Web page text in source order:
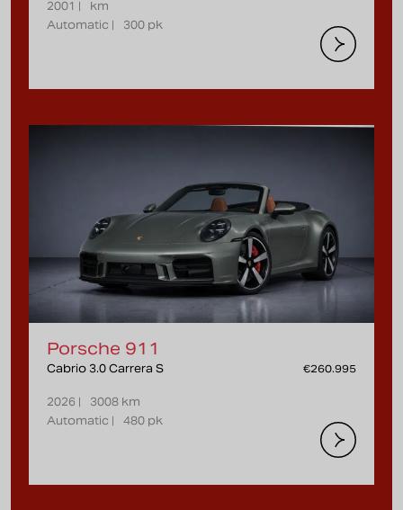
2001 |
km
Automatic |
300 pk
Porsche 911
Cabrio 3.0 Carrera S €260.995
2026 |
3008 km
Automatic |
480 pk